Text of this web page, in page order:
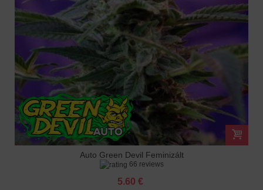
Auto Green Devil Feminizált
66 reviews
5.60 €